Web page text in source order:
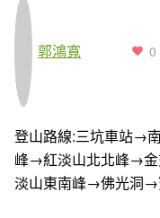
郭鴻寬 0
登山路線:三坑車站→
峰→紅淡山北北峰→
淡山東南峰→佛光洞